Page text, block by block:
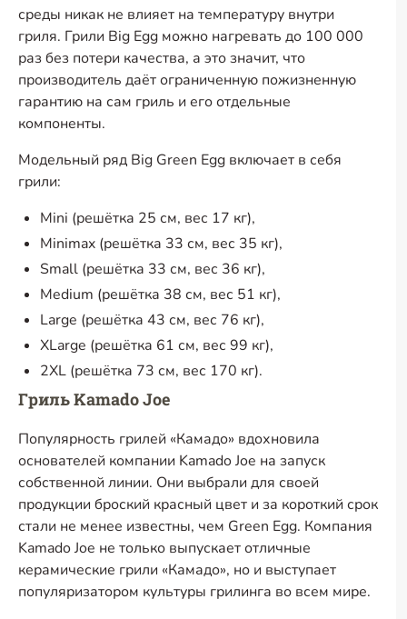
среды никак не влияет на температуру внутри
гриля. Грили Big Egg можно нагревать до 100 000
раз без потери качества, а это значит, что
производитель даёт ограниченную пожизненную
гарантию на сам гриль и его отдельные
компоненты.
Модельный ряд Big Green Egg включает в себя
грили:
Mini (решётка 25 см, вес 17 кг),
Minimax (решётка 33 см, вес 35 кг),
Small (решётка 33 см, вес 36 кг),
Medium (решётка 38 см, вес 51 кг),
Large (решётка 43 см, вес 76 кг),
XLarge (решётка 61 см, вес 99 кг),
2XL (решётка 73 см, вес 170 кг).
Гриль Kamado Joe
Популярность грилей «Камадо» вдохновила
основателей компании Kamado Joe на запуск
собственной линии. Они выбрали для своей
продукции броский красный цвет и за короткий срок
стали не менее известны, чем Green Egg. Компания
Kamado Joe не только выпускает отличные
керамические грили «Камадо», но и выступает
популяризатором культуры грилинга во всем мире.